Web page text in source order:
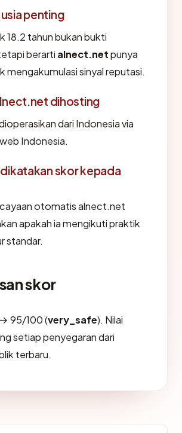
penting
18.2 tahun bukan bukti
berarti alnect.netpunya
mengakumulasi sinyal reputasi.
dihosting
dari Indonesia via
Indonesia.
skor kepada
otomatis alnect.net
apakah ia mengikuti praktik
standar.
skor
95/100 (very_safe). Nilai
setiap penyegaran dari
terbaru.